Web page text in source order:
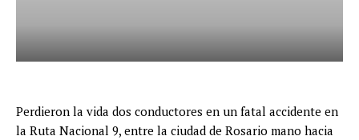
Perdieron la vida dos conductores en un fatal accidente en
la Ruta Nacional 9, entre la ciudad de Rosario mano hacia